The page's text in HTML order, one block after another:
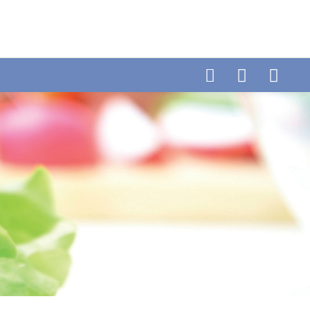
Fax: +49 (0) 6404-90458 info@cytolabor.de